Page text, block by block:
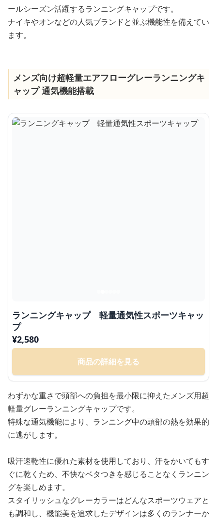
ールシーズン活躍するランニングキャップです。
ナイキやオンなどの人気ブランドと並ぶ機能性を備えてい
ます。
メンズ向け超軽量エアフローグレーランニングキ
ャップ 通気機能搭載
ランニングキャップ 軽量通気性スポーツキャッ
プ
¥2,580
商品の詳細を見る
わずかな重さで頭部への負担を最小限に抑えたメンズ用超
軽量グレーランニングキャップです。
特殊な通気機能により、ランニング中の頭部の熱を効果的
に逃がします。
吸汗速乾性に優れた素材を使用しており、汗をかいてもす
ぐに乾くため、不快なベタつきを感じることなくランニン
グを楽しめます。
スタイリッシュなグレーカラーはどんなスポーツウェアと
も調和し、機能美を追求したデザインは多くのランナーか